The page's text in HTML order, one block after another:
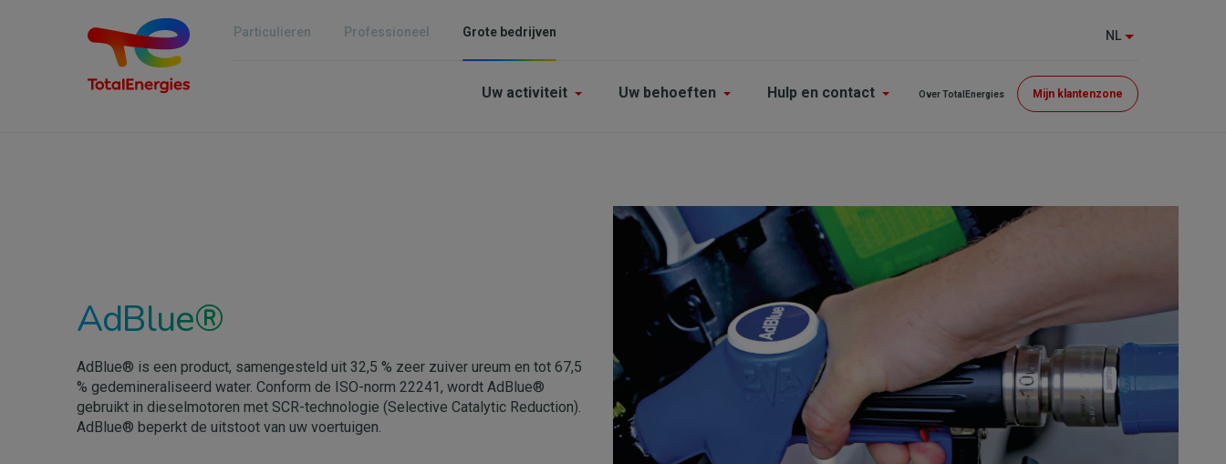
Particulieren Professioneel Grote bedrijven NL
Main
enterprises
Uw activiteit Uw behoeften Hulp en contact
Menu
Over TotalEnergies Mijn klantenzone
AdBlue®
AdBlue® is een product, samengesteld uit 32,5 % zeer zuiver ureum en tot 67,5
% gedemineraliseerd water. Conform de ISO-norm 22241, wordt AdBlue®
gebruikt in dieselmotoren met SCR-technologie (Selective Catalytic Reduction).
AdBlue® beperkt de uitstoot van uw voertuigen.
Afbeelding